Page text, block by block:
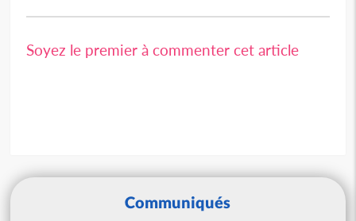
Soyez le premier à commenter cet article
Communiqués